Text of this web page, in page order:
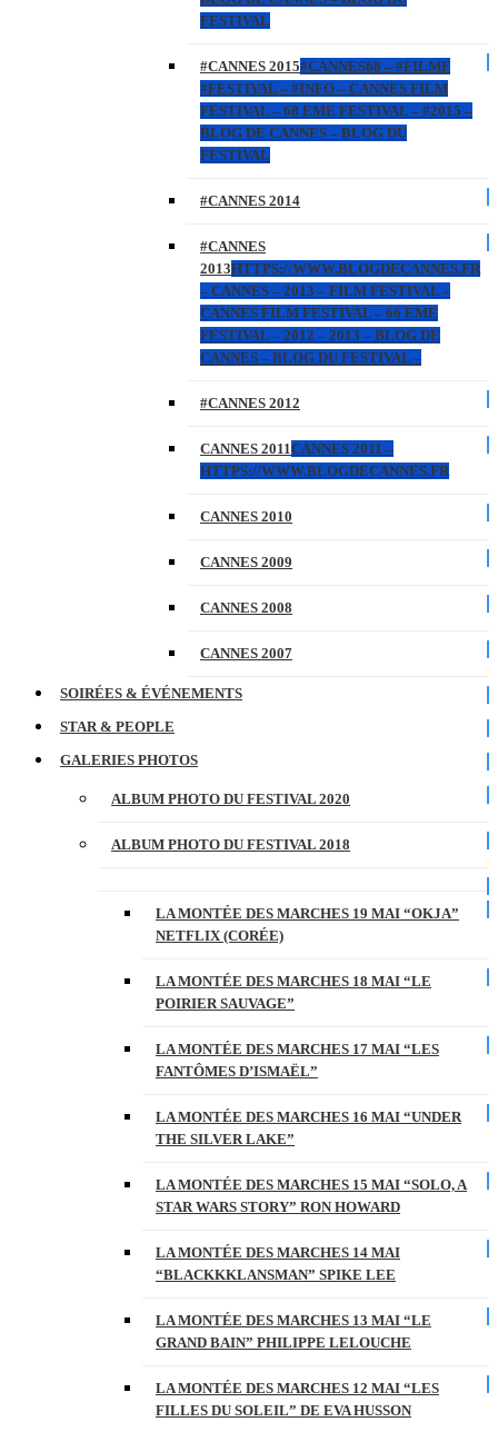
FESTIVAL
#CANNES 2015#CANNES68 – #FILMF
#FESTIVAL – #INFO – CANNES FILM
FESTIVAL – 68 EME FESTIVAL – #2015 –
BLOG DE CANNES – BLOG DU
FESTIVAL
#CANNES 2014
#CANNES
2013HTTPS://WWW.BLOGDECANNES.FR
– CANNES – 2013 – FILM FESTIVAL –
CANNES FILM FESTIVAL – 66 EME
FESTIVAL – 2012 – 2013 – BLOG DE
CANNES – BLOG DU FESTIVAL –
#CANNES 2012
CANNES 2011CANNES 2011 –
HTTPS://WWW.BLOGDECANNES.FR
CANNES 2010
CANNES 2009
CANNES 2008
CANNES 2007
SOIRÉES & ÉVÉNEMENTS
STAR & PEOPLE
GALERIES PHOTOS
ALBUM PHOTO DU FESTIVAL 2020
ALBUM PHOTO DU FESTIVAL 2018
LA MONTÉE DES MARCHES 19 MAI “OKJA”
NETFLIX (CORÉE)
LA MONTÉE DES MARCHES 18 MAI “LE
POIRIER SAUVAGE”
LA MONTÉE DES MARCHES 17 MAI “LES
FANTÔMES D’ISMAËL”
LA MONTÉE DES MARCHES 16 MAI “UNDER
THE SILVER LAKE”
LA MONTÉE DES MARCHES 15 MAI “SOLO, A
STAR WARS STORY” RON HOWARD
LA MONTÉE DES MARCHES 14 MAI
“BLACKKKLANSMAN” SPIKE LEE
LA MONTÉE DES MARCHES 13 MAI “LE
GRAND BAIN” PHILIPPE LELOUCHE
LA MONTÉE DES MARCHES 12 MAI “LES
FILLES DU SOLEIL” DE EVA HUSSON